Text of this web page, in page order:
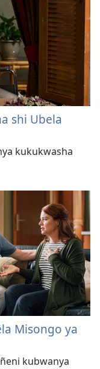
shi Ubela
kukukwasha
Misongo ya
kubwanya